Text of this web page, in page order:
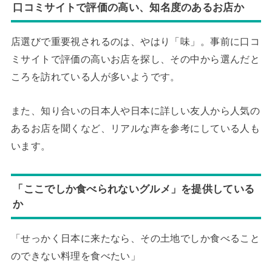
口コミサイトで評価の高い、知名度のあるお店か
店選びで重要視されるのは、やはり「味」。事前に口コ
ミサイトで評価の高いお店を探し、その中から選んだと
ころを訪れている人が多いようです。
また、知り合いの日本人や日本に詳しい友人から人気の
あるお店を聞くなど、リアルな声を参考にしている人も
います。
「ここでしか食べられないグルメ」を提供している
か
「せっかく日本に来たなら、その土地でしか食べること
のできない料理を食べたい」